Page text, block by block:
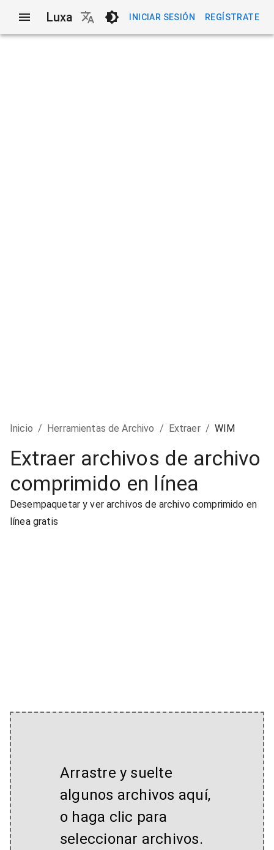
Luxa INICIAR SESIÓN REGÍSTRATE
Inicio / Herramientas de Archivo / Extraer / WIM
Extraer archivos de archivo
comprimido en línea
Desempaquetar y ver archivos de archivo comprimido en
línea gratis
Arrastre y suelte
algunos archivos aquí,
o haga clic para
seleccionar archivos.